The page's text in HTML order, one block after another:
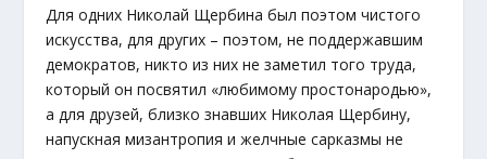
Для одних Николай Щербина был поэтом чистого
искусства, для других – поэтом, не поддержавшим
демократов, никто из них не заметил того труда,
который он посвятил «любимому простонародью»,
а для друзей, близко знавших Николая Щербину,
напускная мизантропия и желчные сарказмы не